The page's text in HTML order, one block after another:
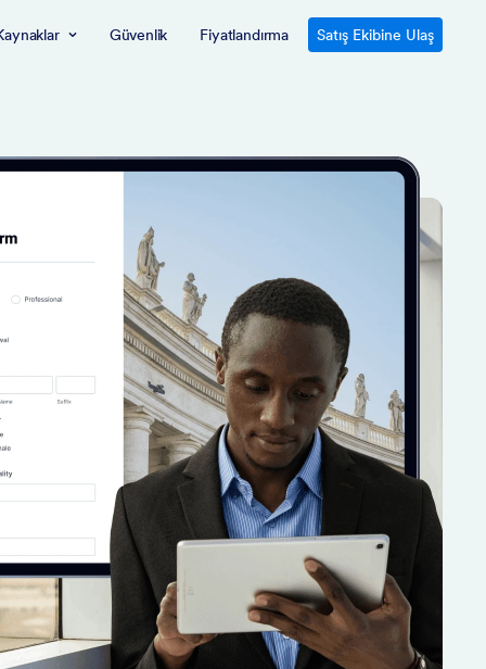
Güvenlik Fiyatlandırma Satış Ekibine Ulaş